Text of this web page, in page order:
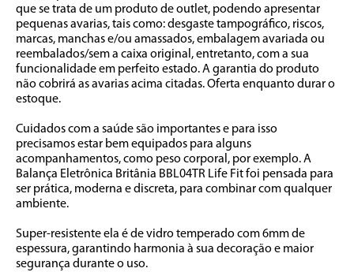
que se trata de um produto de outlet, podendo apresentar
pequenas avarias, tais como: desgaste tampográfico, riscos,
marcas, manchas e/ou amassados, embalagem avariada ou
reembalados/sem a caixa original, entretanto, com a sua
funcionalidade em perfeito estado. A garantia do produto
não cobrirá as avarias acima citadas. Oferta enquanto durar o
estoque.
Cuidados com a saúde são importantes e para isso
precisamos estar bem equipados para alguns
acompanhamentos, como peso corporal, por exemplo. A
Balança Eletrônica Britânia BBL04TR Life Fit foi pensada para
ser prática, moderna e discreta, para combinar com qualquer
ambiente.
Super-resistente ela é de vidro temperado com 6mm de
espessura, garantindo harmonia à sua decoração e maior
segurança durante o uso.